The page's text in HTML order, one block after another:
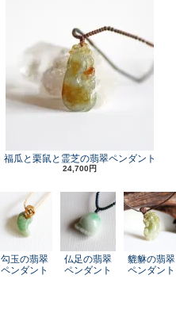
福瓜と栗鼠と霊芝の翡翠ペンダント
24,700円
勾玉の翡翠
ペンダント
仏足の翡翠
ペンダント
貔貅の翡翠
ペンダント